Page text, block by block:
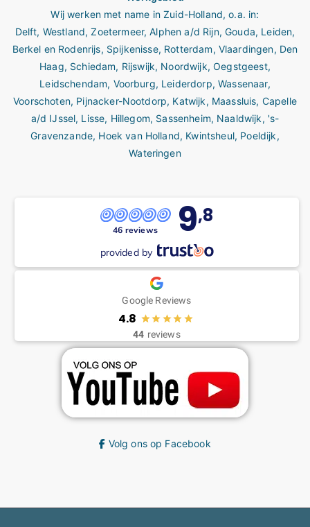
Wij werken met name inZuid-Holland, o.a. in:
Delft, Westland,Zoetermeer,Alphen a/d Rijn,Gouda, Leiden,
Berkel en Rodenrijs, Spijkenisse, Rotterdam, Vlaardingen, Den
Haag, Schiedam, Rijswijk, Noordwijk,Oegstgeest,
Leidschendam, Voorburg, Leiderdorp,Wassenaar,
Voorschoten, Pijnacker-Nootdorp, Katwijk, Maassluis, Capelle
a/d IJssel, Lisse, Hillegom, Sassenheim, Naaldwijk, 's-
Gravenzande, Hoek van Holland, Kwintsheul, Poeldijk,
Wateringen
46 reviews 9,8
provided by
Google Reviews
4.8
44 reviews
Volg ons op Facebook